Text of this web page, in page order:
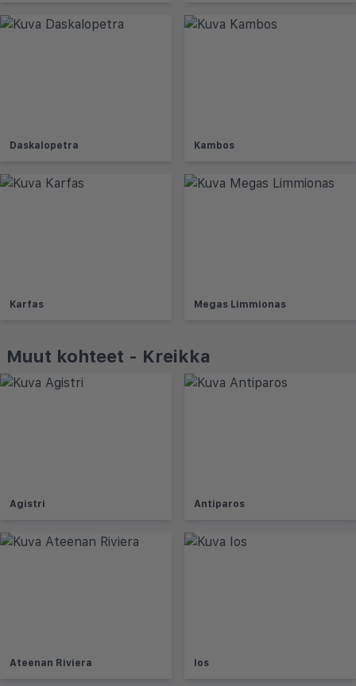
Daskalopetra Kambos
Karfas Megas Limmionas
Muut kohteet - Kreikka
Agistri Antiparos
Ateenan Riviera Ios